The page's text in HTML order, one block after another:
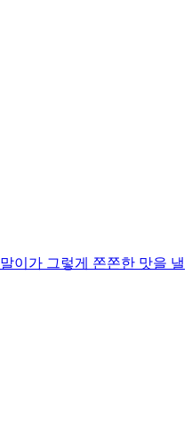
이가 그렇게 쫀쫀한 맛을 낼